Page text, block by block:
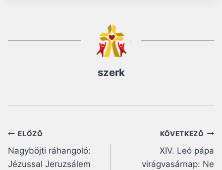
szerk
Bejegyzés
navigáció
ELŐZŐ
Nagyböjti ráhangoló:
Jézussal Jeruzsálem
KÖVETKEZŐ
XIV. Leó pápa
virágvasárnap: Ne